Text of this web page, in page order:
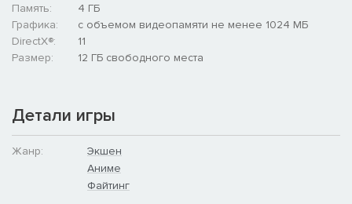
Память:
4 ГБ
Графика:
с объемом видеопамяти не менее 1024 МБ
DirectX®:
11
Размер:
12 ГБ свободного места
Детали игры
Жанр:
Экшен
Аниме
Файтинг